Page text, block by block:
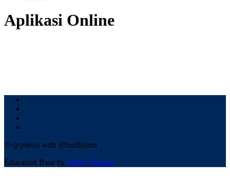
Aplikasi Online
© @pueali with @budhisant
Education Base byAcme Themes